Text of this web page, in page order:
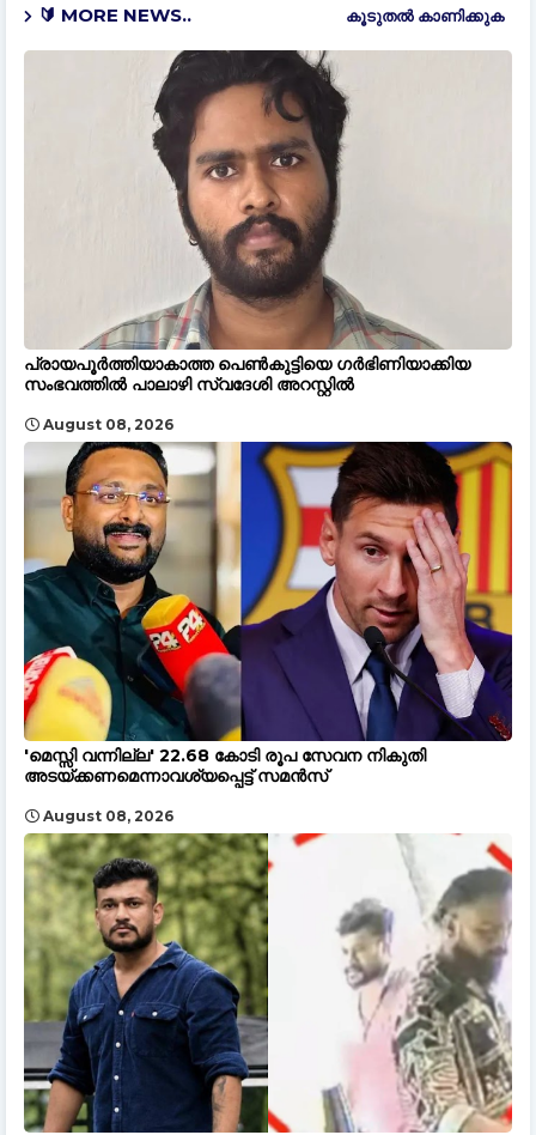
🔰 MORE NEWS.. കൂടുതൽ‍ കാണിക്കുക
പ്രായപൂർത്തിയാകാത്ത പെൺകുട്ടിയെ ഗർഭിണിയാക്കിയ
സംഭവത്തിൽ പാലാഴി സ്വദേശി അറസ്റ്റിൽ
August 08, 2026
'മെസ്സി വന്നില്ല' 22.68 കോടി രൂപ സേവന നികുതി
അടയ്ക്കണമെന്നാവശ്യപ്പെട്ട് സമൻസ്
August 08, 2026